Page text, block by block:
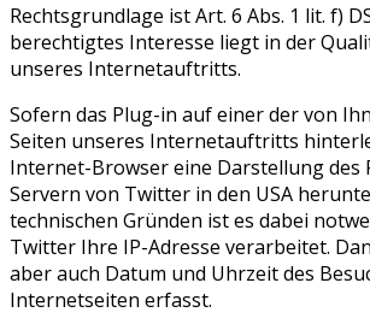
Rechtsgrundlage ist Art. 6 Abs. 1 lit. f)
berechtigtes Interesse liegt in der
unseres Internetauftritts.
Sofern das Plug-in auf einer der von
Seiten unseres Internetauftritts
Internet-Browser eine Darstellung des
Servern von Twitter in den USA
technischen Gründen ist es dabei
Twitter Ihre IP-Adresse verarbeitet.
aber auch Datum und Uhrzeit des
Internetseiten erfasst.